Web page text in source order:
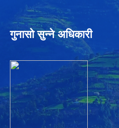
गुनासो सुन्ने अधिकारी